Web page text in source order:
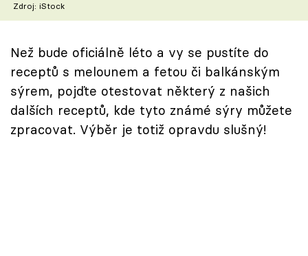
Sledujte prima+
Přihlášení
Zdroj: iStock
Než bude oficiálně léto a vy se pustíte do
receptů s melounem a fetou či balkánským
sýrem, pojďte otestovat některý z našich
dalších receptů, kde tyto známé sýry můžete
zpracovat. Výběr je totiž opravdu slušný!